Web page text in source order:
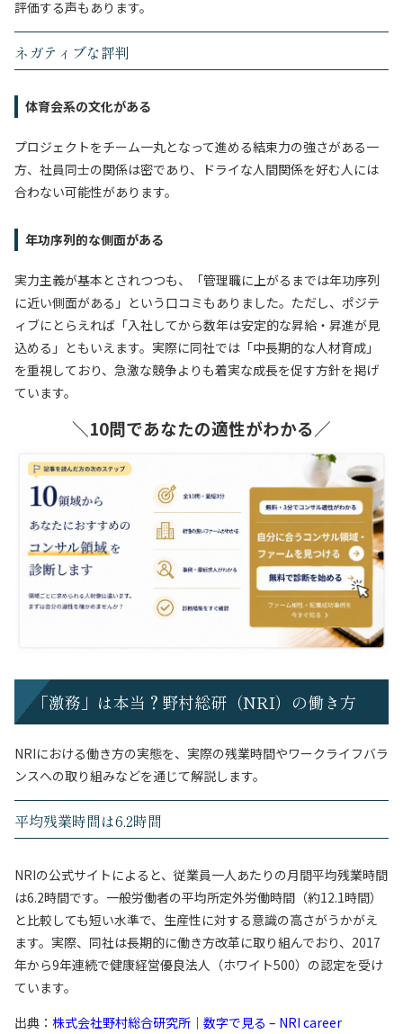
評価する声もあります。
ネガティブな評判
体育会系の文化がある
プロジェクトをチーム一丸となって進める結束力の強さがある一
方、社員同士の関係は密であり、ドライな人間関係を好む人には
合わない可能性があります。
年功序列的な側面がある
実力主義が基本とされつつも、「管理職に上がるまでは年功序列
に近い側面がある」という口コミもありました。ただし、ポジテ
ィブにとらえれば「入社してから数年は安定的な昇給・昇進が見
込める」ともいえます。実際に同社では「中長期的な人材育成」
を重視しており、急激な競争よりも着実な成長を促す方針を掲げ
ています。
＼10問であなたの適性がわかる／
「激務」は本当？野村総研（NRI）の働き方
NRIにおける働き方の実態を、実際の残業時間やワークライフバラ
ンスへの取り組みなどを通じて解説します。
平均残業時間は6.2時間
NRIの公式サイトによると、従業員一人あたりの月間平均残業時間
は6.2時間です。一般労働者の平均所定外労働時間（約12.1時間）
と比較しても短い水準で、生産性に対する意識の高さがうかがえ
ます。実際、同社は長期的に働き方改革に取り組んでおり、2017
年から9年連続で健康経営優良法人（ホワイト500）の認定を受け
ています。
出典： 株式会社野村総合研究所｜数字で見る – NRI career